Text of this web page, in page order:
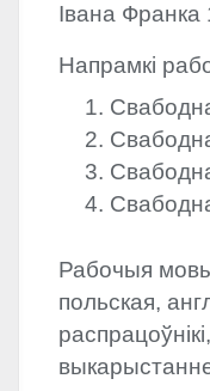
Івана
Напрамкі
Рабочыя мовы
польская,